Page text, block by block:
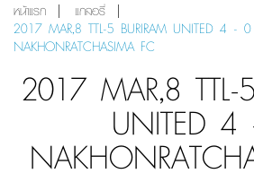
หน้าแรก
แกลอรี่
2017 MAR,8 TTL-5 BURIRAM UNITED 4 - 0
NAKHONRATCHASIMA FC
2017 MAR,8 TTL-
UNITED